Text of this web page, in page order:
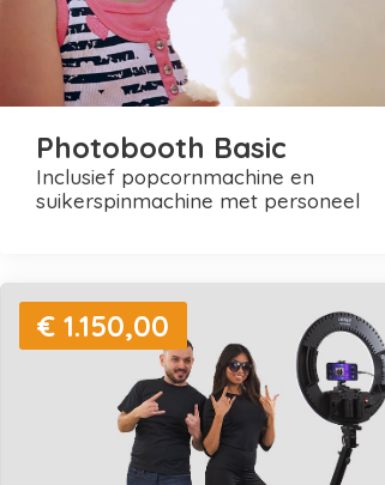
Photobooth Basic
inclusief popcornmachine en
suikerspinmachine met personeel
€ 1.150,00